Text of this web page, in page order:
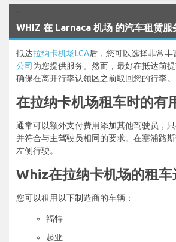
WHIZ 在 Larnaca 机场 的汽车租赁服
抵达拉纳卡机场LCA后，您可以选择非常丰
公司为您提供服务。然而，最好在抵达前
确保在离开行李认领区之前取回您的行李。
在拉纳卡机场租车时的有
通常可以额外支付费用添加其他驾驶员，
并符合与主驾驶员相同的要求。在塞浦路
左侧行驶。
Whiz在拉纳卡机场的租车
您可以租用以下制造商的车辆：
福特
起亚